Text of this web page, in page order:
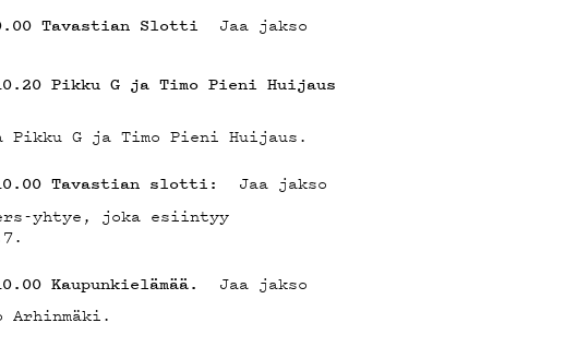
Tavastian Slotti Jaa jakso
Pikku G ja Timo Pieni Huijaus
Pikku G ja Timo Pieni Huijaus.
Tavastian slotti:
Jaa jakso
yhtye, joka esiintyy
Kaupunkielämää.
Jaa jakso
Arhinmäki.